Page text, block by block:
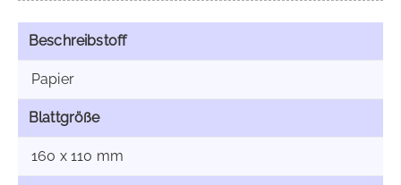
Beschreibstoff
Papier
Blattgröße
160 x 110 mm